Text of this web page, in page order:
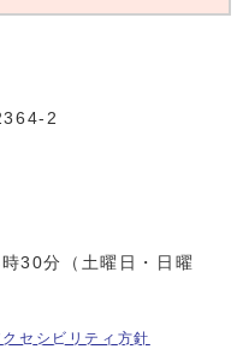
30分（土曜日・日曜
セシビリティ方針